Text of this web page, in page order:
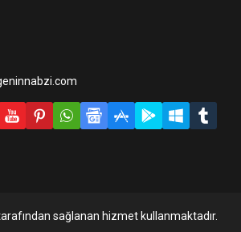
ile bir
sağlanan hizmet kullanmaktadır.